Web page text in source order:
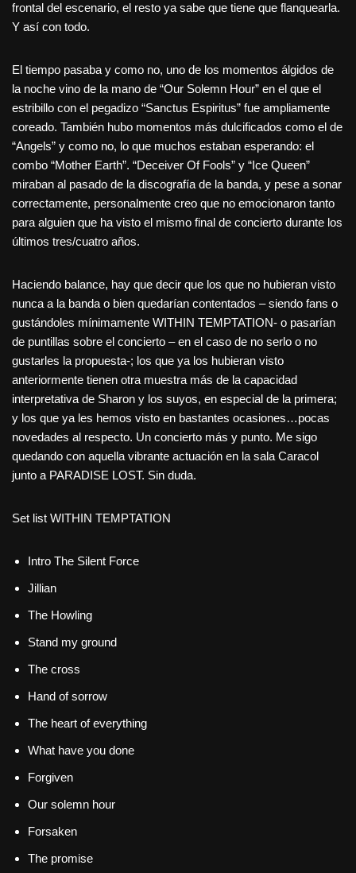
frontal del escenario, el resto ya sabe que tiene que flanquearla.
Y así con todo.
El tiempo pasaba y como no, uno de los momentos álgidos de
la noche vino de la mano de “Our Solemn Hour” en el que el
estribillo con el pegadizo “Sanctus Espiritus” fue ampliamente
coreado. También hubo momentos más dulcificados como el de
“Angels” y como no, lo que muchos estaban esperando: el
combo “Mother Earth”. “Deceiver Of Fools” y “Ice Queen”
miraban al pasado de la discografía de la banda, y pese a sonar
correctamente, personalmente creo que no emocionaron tanto
para alguien que ha visto el mismo final de concierto durante los
últimos tres/cuatro años.
Haciendo balance, hay que decir que los que no hubieran visto
nunca a la banda o bien quedarían contentados – siendo fans o
gustándoles mínimamente WITHIN TEMPTATION- o pasarían
de puntillas sobre el concierto – en el caso de no serlo o no
gustarles la propuesta-; los que ya los hubieran visto
anteriormente tienen otra muestra más de la capacidad
interpretativa de Sharon y los suyos, en especial de la primera;
y los que ya les hemos visto en bastantes ocasiones…pocas
novedades al respecto. Un concierto más y punto. Me sigo
quedando con aquella vibrante actuación en la sala Caracol
junto a PARADISE LOST. Sin duda.
Set list WITHIN TEMPTATION
Intro The Silent Force
Jillian
The Howling
Stand my ground
The cross
Hand of sorrow
The heart of everything
What have you done
Forgiven
Our solemn hour
Forsaken
The promise